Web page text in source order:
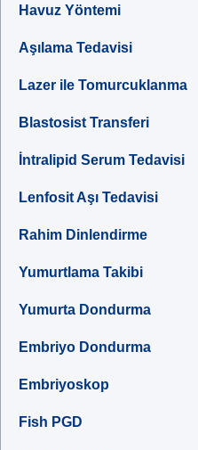
Havuz Yöntemi
Aşılama Tedavisi
Lazer ile Tomurcuklanma
Blastosist Transferi
İntralipid Serum Tedavisi
Lenfosit Aşı Tedavisi
Rahim Dinlendirme
Yumurtlama Takibi
Yumurta Dondurma
Embriyo Dondurma
Embriyoskop
Fish PGD